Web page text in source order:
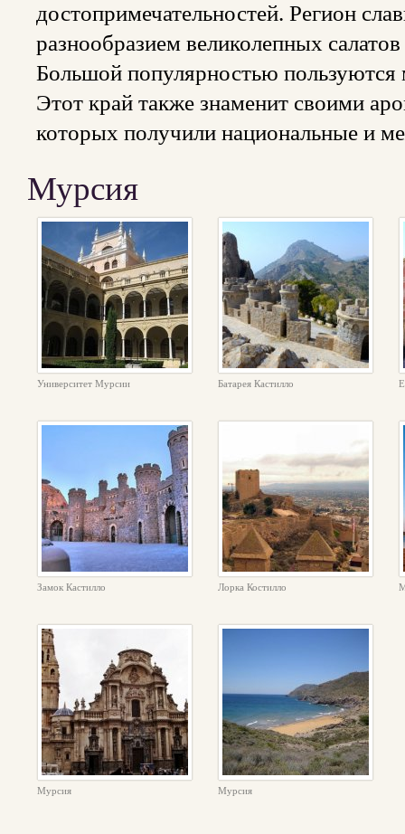
достопримечательностей. Регион
разнообразием великолепных
Большой популярностью пользуются
Этот край также знаменит своими
которых получили национальные и
Мурсия
Университет Мурсии Батарея Кастилло
Замок Кастилло Лорка Костилло
Мурсия Мурсия